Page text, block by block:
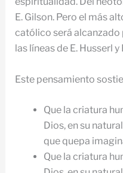
E. Gilson. Pero el más
católico será
las líneas de E. Husserl y
Este pensamiento
Que la criatura
Dios, en su
que quepa
Que la criatura